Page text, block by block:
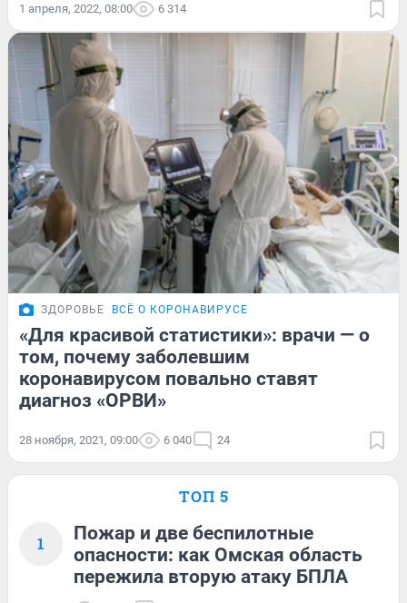
1 апреля, 2022, 08:00 6 314
ЗДОРОВЬЕ ВСЁ О КОРОНАВИРУСЕ
«Для красивой статистики»: врачи — о
том, почему заболевшим
коронавирусом повально ставят
диагноз «ОРВИ»
28 ноября, 2021, 09:00 6 040 24
ТОП 5
1
Пожар и две беспилотные
опасности: как Омская область
пережила вторую атаку БПЛА